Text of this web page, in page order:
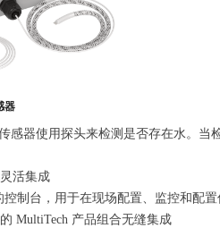
器
感器使用探头来检测是否存在水。
活集成
控制台，用于在现场配置、监控和配置
MultiTech 产品组合无缝集成